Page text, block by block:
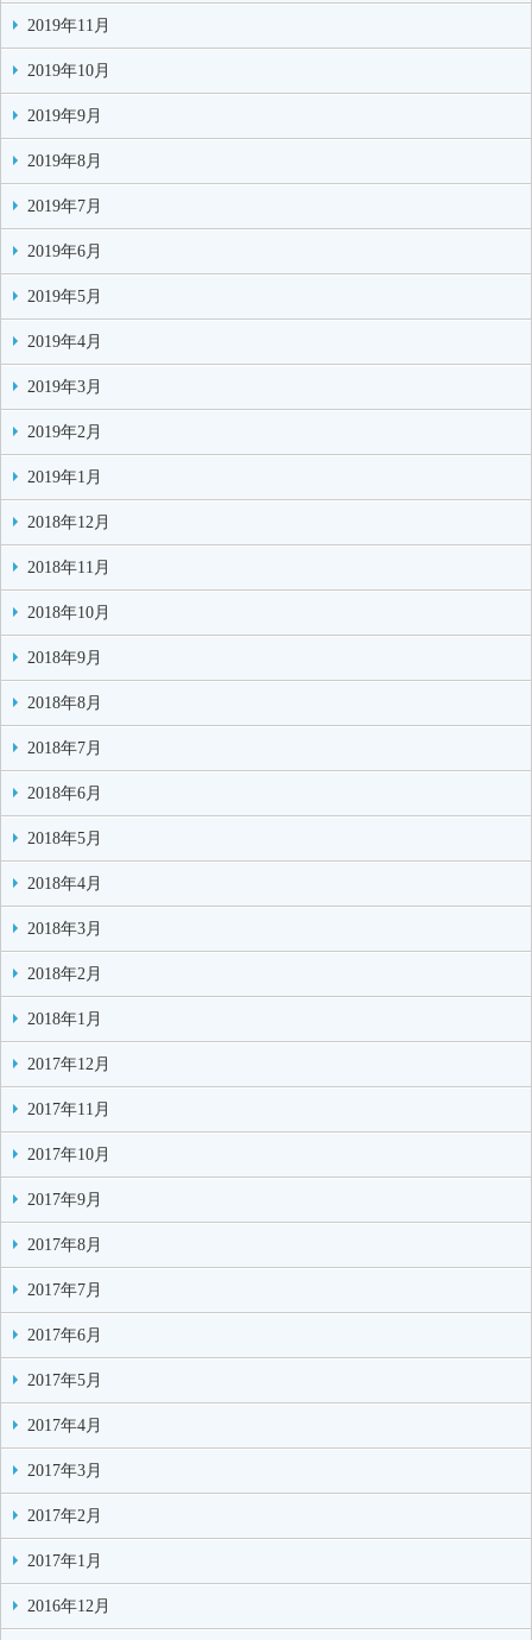
2019年11月
2019年10月
2019年9月
2019年8月
2019年7月
2019年6月
2019年5月
2019年4月
2019年3月
2019年2月
2019年1月
2018年12月
2018年11月
2018年10月
2018年9月
2018年8月
2018年7月
2018年6月
2018年5月
2018年4月
2018年3月
2018年2月
2018年1月
2017年12月
2017年11月
2017年10月
2017年9月
2017年8月
2017年7月
2017年6月
2017年5月
2017年4月
2017年3月
2017年2月
2017年1月
2016年12月